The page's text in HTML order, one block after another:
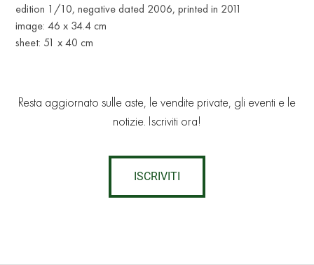
edition 1/10, negative dated 2006, printed in 2011
image: 46 x 34.4 cm
sheet: 51 x 40 cm
Resta aggiornato sulle aste, le vendite private, gli eventi e le
notizie. Iscriviti ora!
ISCRIVITI